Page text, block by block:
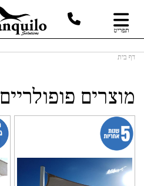
תפריט
דף בית
מוצרים פופולריים